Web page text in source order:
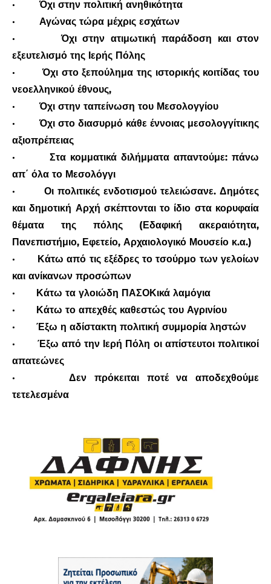
·
Όχι στην πολιτική ανηθικότητα
·
Αγώνας τώρα μέχρις εσχάτων
·
Όχι στην ατιμωτική παράδοση και στον
εξευτελισμό της Ιερής Πόλης
·
Όχι στο ξεπούλημα της ιστορικής κοιτίδας του
νεοελληνικού έθνους,
·
Όχι στην ταπείνωση του Μεσολογγίου
·
Όχι στο διασυρμό κάθε έννοιας μεσολογγίτικης
αξιοπρέπειας
·
Στα κομματικά διλήμματα απαντούμε: πάνω
απ΄ όλα το Μεσολόγγι
·
Οι πολιτικές ενδοτισμού τελειώσανε. Δημότες
και δημοτική Αρχή σκέπτονται το ίδιο στα κορυφαία
θέματα της πόλης (Εδαφική ακεραιότητα,
Πανεπιστήμιο, Εφετείο, Αρχαιολογικό Μουσείο κ.α.)
·
Κάτω από τις εξέδρες το τσούρμο των γελοίων
και ανίκανων προσώπων
·
Κάτω τα γλοιώδη ΠΑΣΟΚικά λαμόγια
·
Κάτω το απεχθές καθεστώς του Αγρινίου
·
Έξω η αδίστακτη πολιτική συμμορία ληστών
·
Έξω από την Ιερή Πόλη οι απίστευτοι πολιτικοί
απατεώνες
·
Δεν πρόκειται ποτέ να αποδεχθούμε
τετελεσμένα